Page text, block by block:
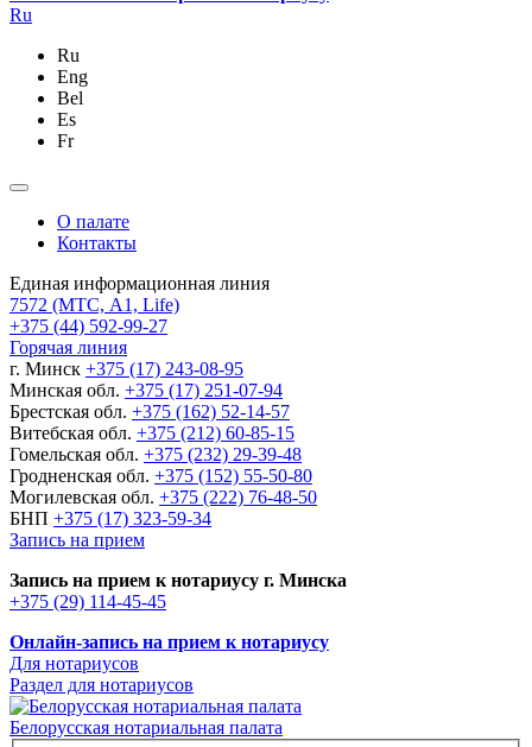
Ru
Ru
Eng
Bel
Es
Fr
О палате
Контакты
Единая информационная линия
7572 (МТС, A1, Life)
+375 (44) 592-99-27
Горячая линия
г. Минск +375 (17) 243-08-95
Минская обл. +375 (17) 251-07-94
Брестская обл. +375 (162) 52-14-57
Витебская обл. +375 (212) 60-85-15
Гомельская обл. +375 (232) 29-39-48
Гродненская обл. +375 (152) 55-50-80
Могилевская обл. +375 (222) 76-48-50
БНП +375 (17) 323-59-34
Запись на прием
Запись на прием к нотариусу г. Минска
+375 (29) 114-45-45
Онлайн-запись на прием к нотариусу
Для нотариусов
Раздел для нотариусов
Белорусская нотариальная палата